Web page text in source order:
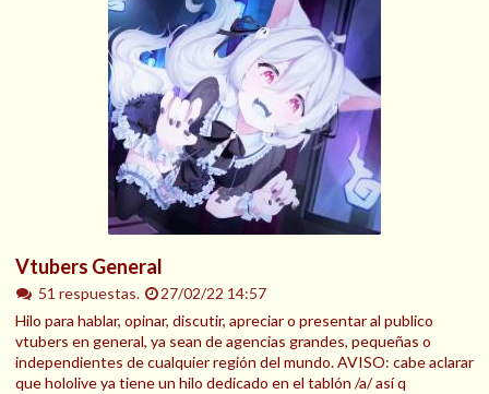
Vtubers General
51 respuestas.
27/02/22 14:57
Hilo para hablar, opinar, discutir, apreciar o presentar al publico
vtubers en general, ya sean de agencias grandes, pequeñas o
independientes de cualquier región del mundo. AVISO: cabe aclarar
que hololive ya tiene un hilo dedicado en el tablón /a/ así q